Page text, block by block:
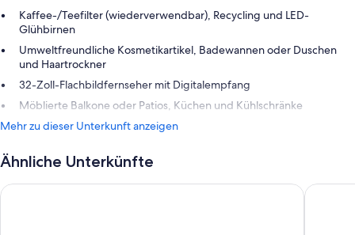
Kaffee-/Teefilter (wiederverwendbar), Recycling und LED-
Glühbirnen
Umweltfreundliche Kosmetikartikel, Badewannen oder Duschen
und Haartrockner
32-Zoll-Flachbildfernseher mit Digitalempfang
Möblierte Balkone oder Patios, Küchen und Kühlschränke
Mehr zu dieser Unterkunft anzeigen
Ähnliche Unterkünfte
Santa Barbara Golf And Ocean Club Sunset